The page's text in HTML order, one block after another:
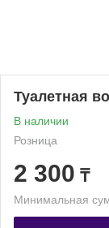
Туалетная
В наличии
Розница
2 300 ₸
Минимальная